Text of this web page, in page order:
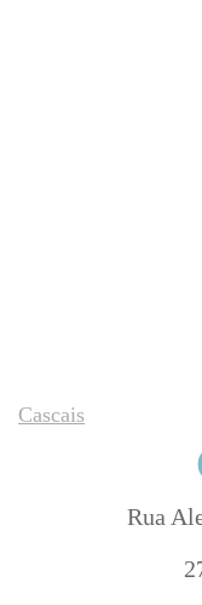
Cascais
Rua